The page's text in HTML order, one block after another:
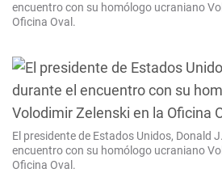
encuentro con su homólogo ucraniano
Oficina Oval.
El presidente de Estados Unidos, Donald
encuentro con su homólogo ucraniano
Oficina Oval.